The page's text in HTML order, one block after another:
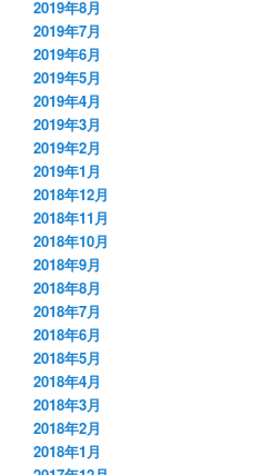
2019年8月
2019年7月
2019年6月
2019年5月
2019年4月
2019年3月
2019年2月
2019年1月
2018年12月
2018年11月
2018年10月
2018年9月
2018年8月
2018年7月
2018年6月
2018年5月
2018年4月
2018年3月
2018年2月
2018年1月